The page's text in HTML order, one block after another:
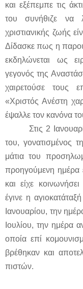
και εξέπεμπε τις
του συνήθιζε να
χριστιανικής ζωής
Δίδασκε πως η
εκδηλώνεται ως
γεγονός της
χαιρετούσε τους
«Χριστός Ανέστη
έψαλλε τον κανόνα
Στις 2
του, γονατισμένος
μάτια του
προηγούμενη ημέρα
και είχε
έγινε η
Ιανουαρίου, την
Ιουλίου, την ημέρα
οποία επί
βρέθηκαν και
πιστών.